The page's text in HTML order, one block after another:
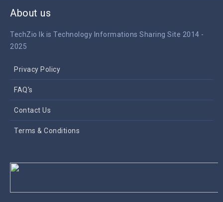
About us
TechZio lk is Technology Informations Sharing Site 2014 -
2025
Privacy Policy
FAQ's
Contact Us
Terms & Conditions